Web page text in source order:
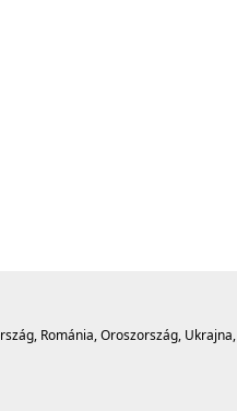
Románia, Oroszország, Ukrajna,